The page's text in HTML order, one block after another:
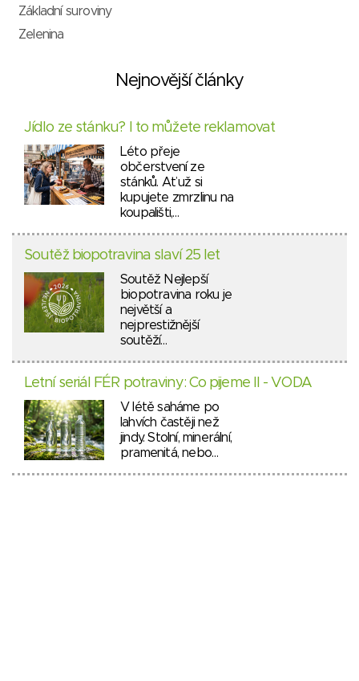
Základní suroviny
Zelenina
Nejnovější články
Jídlo ze stánku? I to můžete reklamovat
Léto přeje
občerstvení ze
stánků. Ať už si
kupujete zmrzlinu na
koupališti,…
Soutěž biopotravina slaví 25 let
Soutěž Nejlepší
biopotravina roku je
největší a
nejprestižnější
soutěží…
Letní seriál FÉR potraviny: Co pijeme II - VODA
V létě saháme po
lahvích častěji než
jindy. Stolní, minerální,
pramenitá, nebo…